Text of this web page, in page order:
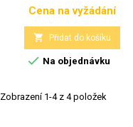
Cena
Cena na vyžádání
 Přidat do košíku
 Na objednávku
Zobrazení 1-4 z 4 položek